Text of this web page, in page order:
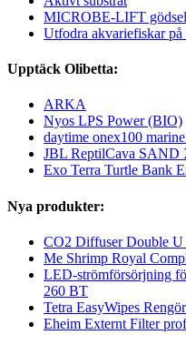
MICROBE-LIFT
Utfodra akvariefiskar på
Upptäck Olibetta:
ARKA
Nyos LPS Power (BIO)
daytime onex100
JBL ReptilCava SAND
Exo Terra Turtle Bank
Nya produkter:
CO2 Diffuser Double
Me Shrimp Royal
LED-strömförsörjning
260 BT
Tetra EasyWipes
Eheim Externt Filter